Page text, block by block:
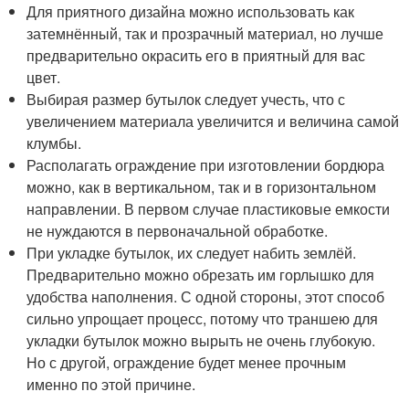
Для приятного дизайна можно использовать как
затемнённый, так и прозрачный материал, но лучше
предварительно окрасить его в приятный для вас
цвет.
Выбирая размер бутылок следует учесть, что с
увеличением материала увеличится и величина самой
клумбы.
Располагать ограждение при изготовлении бордюра
можно, как в вертикальном, так и в горизонтальном
направлении. В первом случае пластиковые емкости
не нуждаются в первоначальной обработке.
При укладке бутылок, их следует набить землёй.
Предварительно можно обрезать им горлышко для
удобства наполнения. С одной стороны, этот способ
сильно упрощает процесс, потому что траншею для
укладки бутылок можно вырыть не очень глубокую.
Но с другой, ограждение будет менее прочным
именно по этой причине.